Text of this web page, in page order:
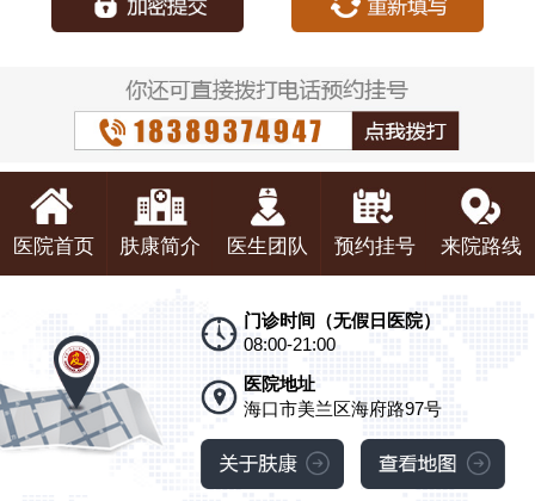
医院首页 肤康简介 医生团队 预约挂号 来院路线
门诊时间（无假日医院）
08:00-21:00
医院地址
海口市美兰区海府路97号